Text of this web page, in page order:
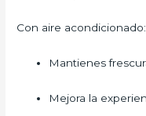
Con aire acondicionado:
Mantienes
Mejora la